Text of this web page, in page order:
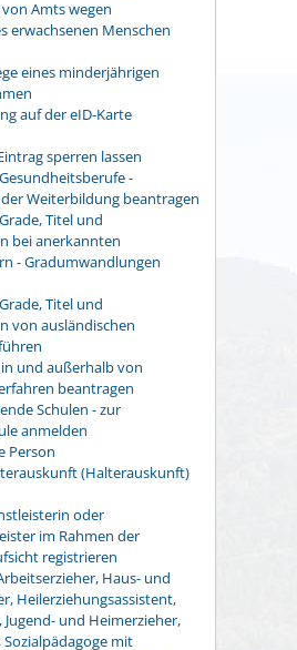
Amts wegen
erwachsenen Menschen
eines minderjährigen
auf der eID-Karte
sperren lassen
-
Weiterbildung beantragen
Titel und
bei anerkannten
- Gradumwandlungen
Titel und
von ausländischen
und außerhalb von
beantragen
Schulen - zur
anmelden
Person
(Halterauskunft)
oder
im Rahmen der
registrieren
Haus- und
Heilerziehungsassistent,
Jugend- und Heimerzieher,
mit